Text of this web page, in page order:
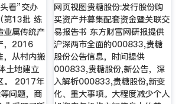
看”交办
第13批 练
业属传统产
，2016
，从村内搬
土地建立
。 2017年
问题，商
网页视图贵糖股份:发行股份购
买资产并募集配套资金暨关联交
易报告书 东方财富网研报提供
沪深两市全面的000833,贵糖
股份公告信息，时间提供
000833,贵糖股份,新公告，深
入解析000833,贵糖股份,新变
化、重大事项。大程度减少个人